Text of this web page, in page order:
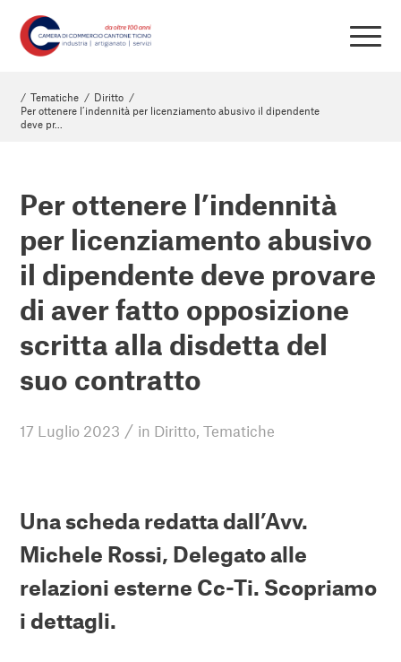
/ Tematiche / Diritto /
Per ottenere l’indennità per licenziamento abusivo il dipendente
deve pr...
Per ottenere l’indennità
per licenziamento abusivo
il dipendente deve provare
di aver fatto opposizione
scritta alla disdetta del
suo contratto
17 Luglio 2023 / in Diritto,Tematiche
Una scheda redatta dall’Avv.
Michele Rossi, Delegato alle
relazioni esterne Cc-Ti. Scopriamo
i dettagli.